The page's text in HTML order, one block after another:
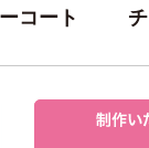
コート